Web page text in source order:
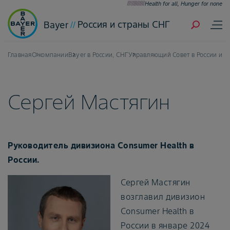
Health for all, Hunger for none
Bayer Россия и страны СНГ
ГлавнаяО компанииBayer в России, СНГУправляющий Совет в России и
Сергей Мастягин
Руководитель дивизиона Consumer Health в
России.
Сергей Мастягин
возглавил дивизион
Consumer Health в
России в январе 2024